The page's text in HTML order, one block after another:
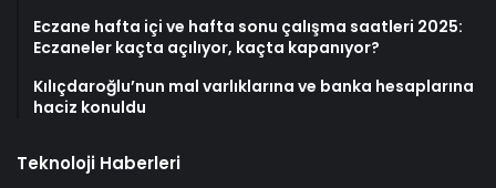
Eczane hafta içi ve hafta sonu çalışma saatleri 2025:
Eczaneler kaçta açılıyor, kaçta kapanıyor?
Kılıçdaroğlu’nun mal varlıklarına ve banka hesaplarına
haciz konuldu
Teknoloji Haberleri